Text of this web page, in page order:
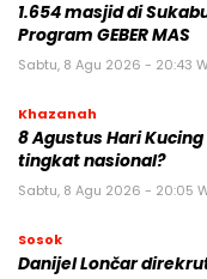
1.654 masjid di
Program GEBER MAS
Sabtu, 8 Agu 2026 - 20:43
Khazanah
8 Agustus Hari
tingkat nasional?
Sabtu, 8 Agu 2026 - 20:05
Sosok
Danijel Lončar